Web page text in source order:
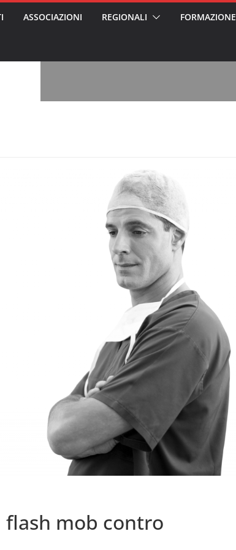
l’analisi di
gli oss?”
abusi
ASSOCIAZIONI REGIONALI FORMAZIONE
flash mob contro